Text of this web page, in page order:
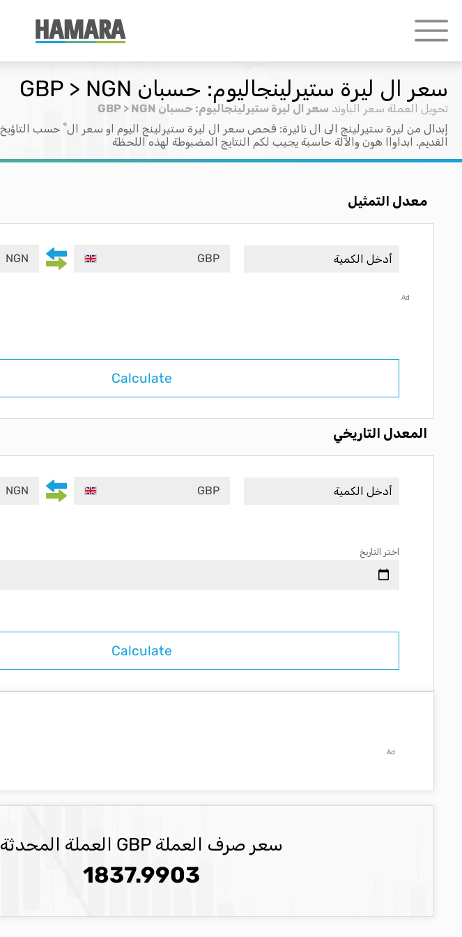
سعر ال ليرة ستيرلينجاليوم: حسبان GBP > NGN
تحويل العملة سعر الباوند سعر ال ليرة ستيرلينجاليوم: حسبان GBP > NGN
إبدال من ليرة ستيرلينج الى ال نائيرة: فحص سعر ال ليرة ستيرلينج اليوم او سعر ال ْ حسب التاؤيخ
القديم. ابداواا هون والآلة حاسبة يجيب لكم النتايج المضبوطة لهذه اللحظة
معدل التمثيل
GBP
NGN
Ad
Calculate
المعدل التاريخي
GBP
NGN
اختر التاريخ
Ad
سعر صرف العملة GBP العملة المحدثة
1837.9903